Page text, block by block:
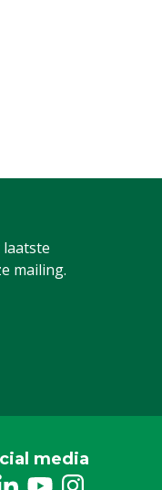
mailing.
media